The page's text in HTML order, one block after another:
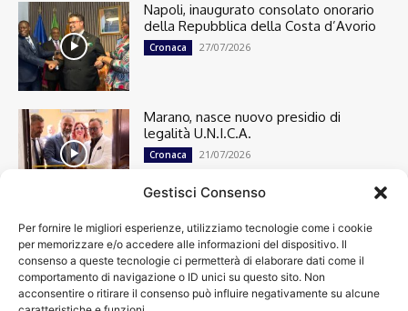
Gestisci Consenso
Per fornire le migliori esperienze, utilizziamo tecnologie come i cookie
per memorizzare e/o accedere alle informazioni del dispositivo. Il
consenso a queste tecnologie ci permetterà di elaborare dati come il
comportamento di navigazione o ID unici su questo sito. Non
acconsentire o ritirare il consenso può influire negativamente su alcune
Napoli, inaugurato consolato onorario
della Repubblica della Costa d’Avorio
Cronaca 27/07/2026
Marano, nasce nuovo presidio di
legalità U.N.I.C.A.
Cronaca 21/07/2026
Cronaca
13498
Attualità
7303
top
News
4209